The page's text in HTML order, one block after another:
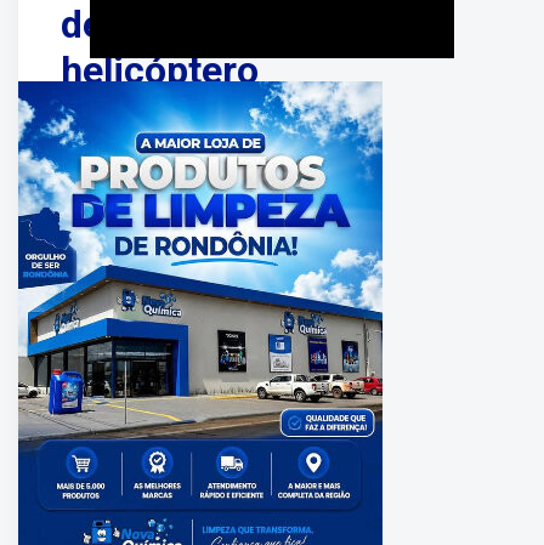
de
helicóptero
após
grave
acidente
na
BR-
319
PUBLICADO
EM:
junho
26,
2026